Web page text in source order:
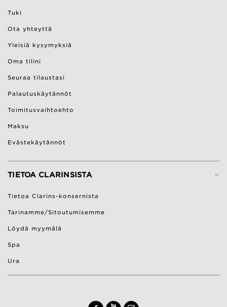
Tuki
Ota yhteyttä
Yleisiä kysymyksiä
Oma tilini
Seuraa tilaustasi
Palautuskäytännöt
Toimitusvaihtoehto
Maksu
Evästekäytännöt
-
TIETOA CLARINSISTA
Tietoa Clarins-konsernista
Tarinamme/Sitoutumisemme
Löydä myymälä
Spa
Ura